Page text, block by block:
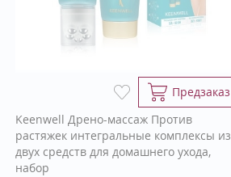
Предзаказ
Keenwell Дрено-массаж Против
растяжек интегральные комплексы из
двух средств для домашнего ухода,
набор